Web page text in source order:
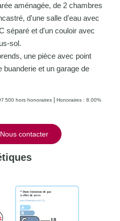
aménagée, de 2 chambres
d'une salle d'eau avec
séparé et d'un couloir avec
sol.
une pièce avec point
buanderie et un garage de
500 hors honoraires | Honoraires : 8.00%
Nous contacter